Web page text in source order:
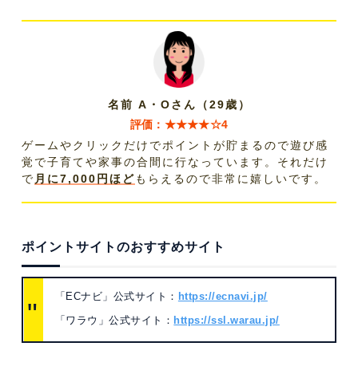
名前 A・Oさん（29歳）
評価：★★★★☆4
ゲームやクリックだけでポイントが貯まるので遊び感
覚で子育てや家事の合間に行なっています。それだけ
で 月に7,000円ほどもらえるので非常に嬉しいです。
ポイントサイトのおすすめサイト
「ECナビ」公式サイト： https://ecnavi.jp/
「ワラウ」公式サイト： https://ssl.warau.jp/